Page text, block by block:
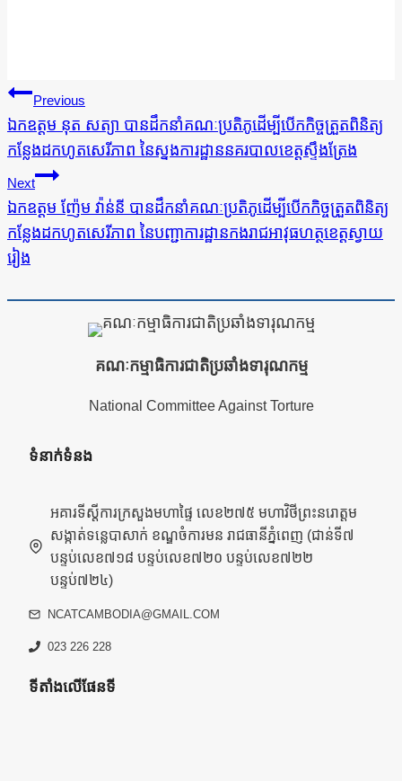
ការ​
នាំទិស​
ប្រកាស
Previous
ឯកឧត្តម នុត សត្យា បានដឹកនាំគណៈប្រតិភូដើម្បីបើកកិច្ចត្រួតពិនិត្យ
កន្លែងដកហូតសេរីភាព នៃស្នងការដ្ឋាននគរបាលខេត្តស្ទឹងត្រែង
Next
ឯកឧត្តម ញ៉ែម វ៉ាន់នី បានដឹកនាំគណៈប្រតិភូដើម្បីបើកកិច្ចត្រួតពិនិត្យ
កន្លែងដកហូតសេរីភាព នៃបញ្ជាការដ្ឋានកងរាជអាវុធហត្ថខេត្តស្វាយ
រៀង
គណៈកម្មាធិការជាតិប្រឆាំងទារុណកម្ម
National Committee Against Torture
ទំនាក់ទំនង
អគារទីស្តីការក្រសួងមហាផ្ទៃ លេខ២៧៥ មហាវិថីព្រះនរោត្តម
សង្កាត់ទន្លេបាសាក់ ខណ្ឌចំការមន រាជធានីភ្នំពេញ (ជាន់ទី៧
បន្ទប់លេខ៧១៨ បន្ទប់លេខ៧២០ បន្ទប់លេខ៧២២
បន្ទប់៧២៤)
NCATCAMBODIA@GMAIL.COM
023 226 228
ទីតាំងលើផែនទី